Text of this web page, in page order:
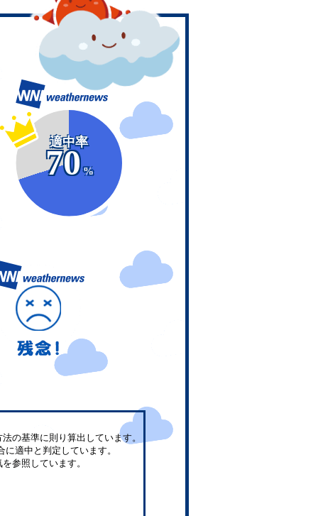
適中率
70
%
の基準に則り算出しています。
に適中と判定しています。
参照しています。